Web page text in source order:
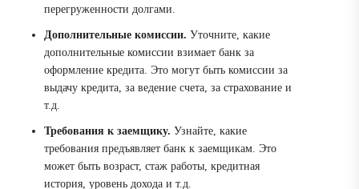
перегруженности долгами.
Дополнительные комиссии. Уточните, какие
дополнительные комиссии взимает банк за
оформление кредита. Это могут быть комиссии за
выдачу кредита, за ведение счета, за страхование и
т.д.
Требования к заемщику. Узнайте, какие
требования предъявляет банк к заемщикам. Это
может быть возраст, стаж работы, кредитная
история, уровень дохода и т.д.